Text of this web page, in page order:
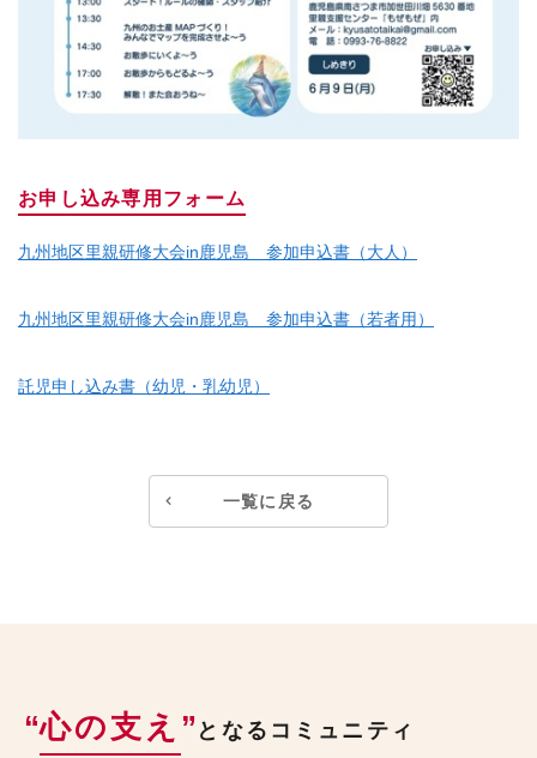
お申し込み専用フォーム
九州地区里親研修大会in鹿児島 参加申込書（大人）
九州地区里親研修大会in鹿児島 参加申込書（若者用）
託児申し込み書（幼児・乳幼児）
一覧に戻る
“心の支え ” となるコミュニティ